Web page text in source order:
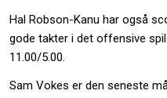
Hal Robson-Kanu har også
gode takter i det offensive
11.00/5.00.
Sam Vokes er den seneste